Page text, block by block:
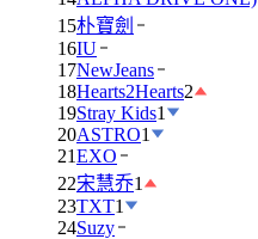
15朴寶劍
16IU
17NewJeans
18Hearts2Hearts2
19Stray Kids1
20ASTRO1
21EXO
22宋慧乔1
23TXT1
24Suzy